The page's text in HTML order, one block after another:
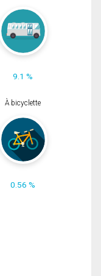
9.1 %
À bicyclette
0.56 %